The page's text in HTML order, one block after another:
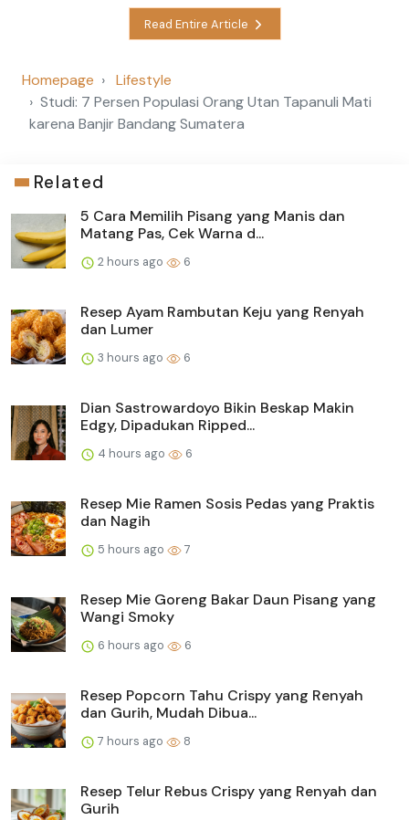
Read Entire Article
Homepage
Lifestyle
Studi: 7 Persen Populasi Orang Utan Tapanuli Mati
karena Banjir Bandang Sumatera
Related
5 Cara Memilih Pisang yang Manis dan
Matang Pas, Cek Warna d...
2 hours ago 6
Resep Ayam Rambutan Keju yang Renyah
dan Lumer
3 hours ago 6
Dian Sastrowardoyo Bikin Beskap Makin
Edgy, Dipadukan Ripped...
4 hours ago 6
Resep Mie Ramen Sosis Pedas yang Praktis
dan Nagih
5 hours ago 7
Resep Mie Goreng Bakar Daun Pisang yang
Wangi Smoky
6 hours ago 6
Resep Popcorn Tahu Crispy yang Renyah
dan Gurih, Mudah Dibua...
7 hours ago 8
Resep Telur Rebus Crispy yang Renyah dan
Gurih